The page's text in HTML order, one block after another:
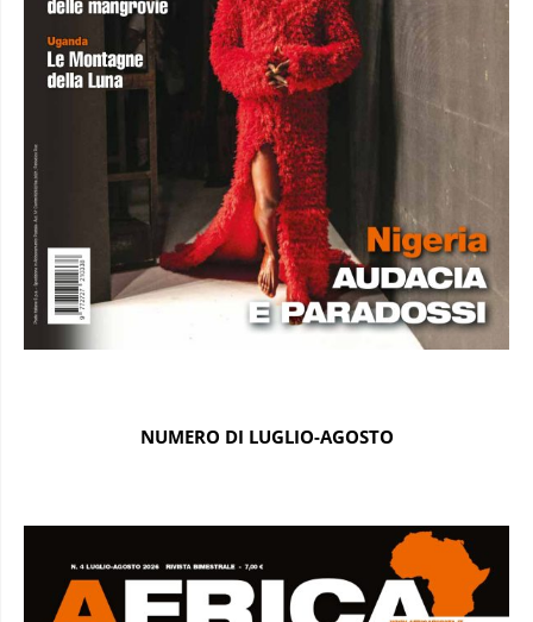
NUMERO DI LUGLIO-AGOSTO